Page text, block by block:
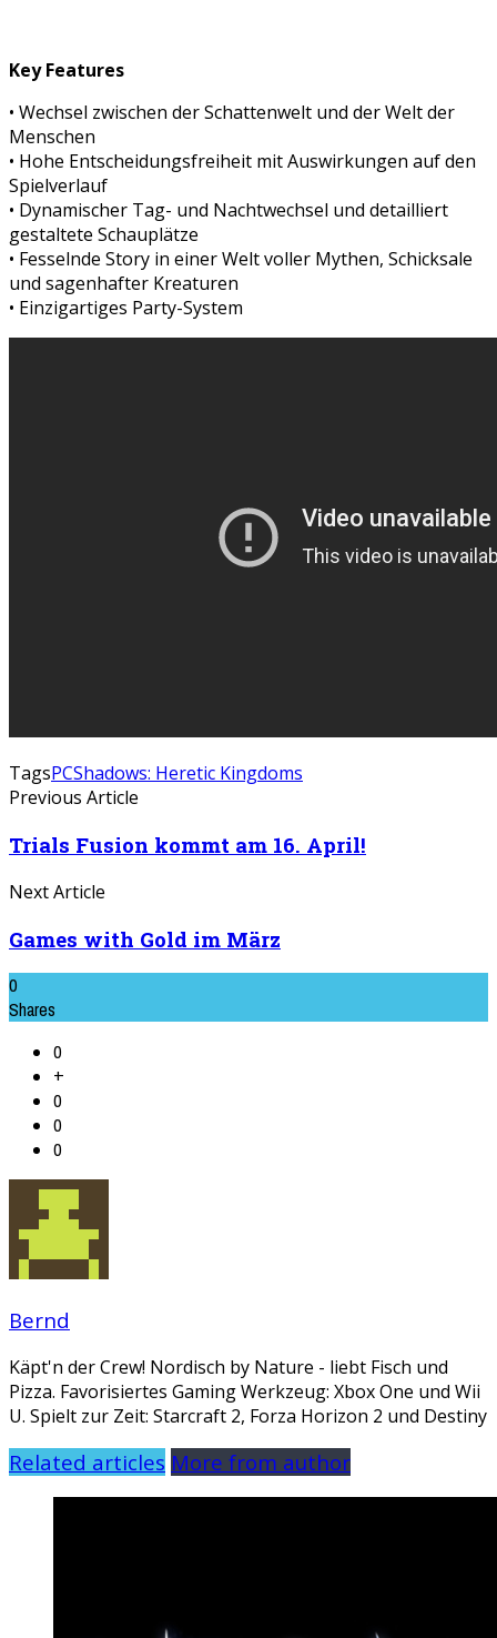
Key Features
• Wechsel zwischen der Schattenwelt und der Welt der
Menschen
• Hohe Entscheidungsfreiheit mit Auswirkungen auf den
Spielverlauf
• Dynamischer Tag- und Nachtwechsel und detailliert
gestaltete Schauplätze
• Fesselnde Story in einer Welt voller Mythen, Schicksale
und sagenhafter Kreaturen
• Einzigartiges Party-System
TagsPCShadows: Heretic Kingdoms
Previous Article
Trials Fusion kommt am 16. April!
Next Article
Games with Gold im März
0
Shares
0
+
0
0
0
Bernd
Käpt'n der Crew! Nordisch by Nature - liebt Fisch und
Pizza. Favorisiertes Gaming Werkzeug: Xbox One und Wii
U. Spielt zur Zeit: Starcraft 2, Forza Horizon 2 und Destiny
Related articles More from author